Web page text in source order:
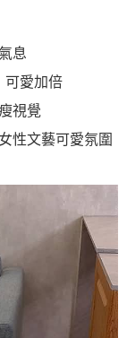
本公司不負相關責
戶狀況，依本公司即
取法律行動。
息
可愛加倍
視覺
性文藝可愛氛圍